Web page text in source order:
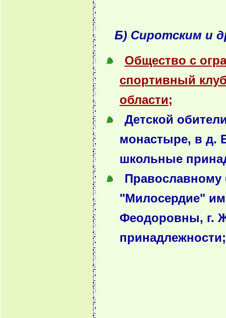
Б) Сиротским и
Общество с
спортивный
области;
Детской
монастыре, в д.
школьные
Православному
"Милосердие"
Феодоровны, г.
принадлежности;